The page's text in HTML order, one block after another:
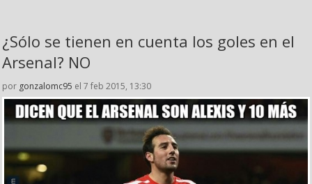
¿Sólo se tienen en cuenta los goles en el
Arsenal? NO
por gonzalomc95 el 7 feb 2015, 13:30